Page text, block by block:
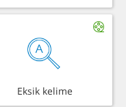
Eksik kelime